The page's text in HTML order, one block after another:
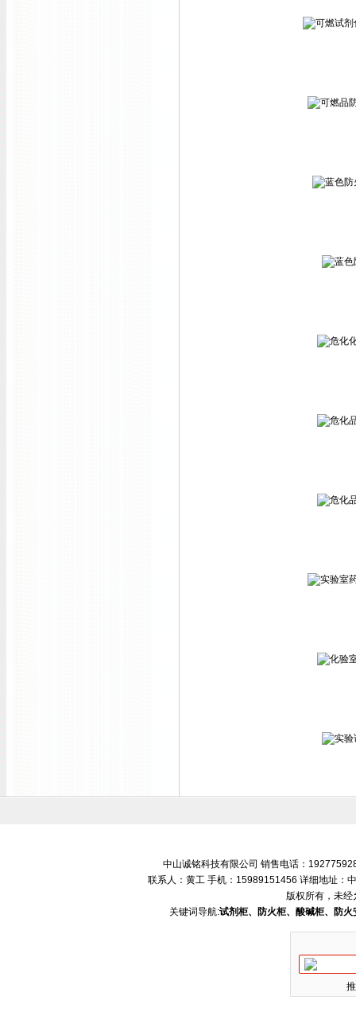
中山诚铭科技有限公司 销售电话：
联系人：黄工 手机：15989151456 详细地址：
版权所有，未经
关键词导航:试剂柜、防火柜、酸碱柜、防